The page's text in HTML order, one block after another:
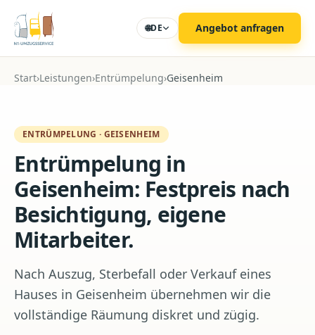
Zum Hauptinhalt
🌐DE Angebot anfragen
Start›Leistungen›Entrümpelung›Geisenheim
ENTRÜMPELUNG · GEISENHEIM
Entrümpelung in
Geisenheim: Festpreis nach
Besichtigung, eigene
Mitarbeiter.
Nach Auszug, Sterbefall oder Verkauf eines
Hauses in Geisenheim übernehmen wir die
vollständige Räumung diskret und zügig.